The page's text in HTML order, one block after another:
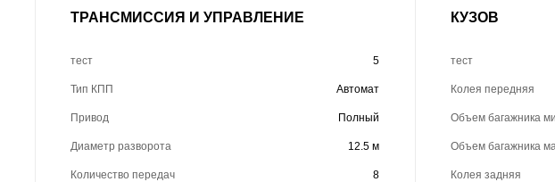
ТРАНСМИССИЯ И УПРАВЛЕНИЕ
тест 5
Тип КПП Автомат
Привод Полный
Диаметр разворота 12.5 м
Количество передач 8
КУЗОВ
тест
Колея передняя
Объем багажника
Объем багажника
Колея задняя